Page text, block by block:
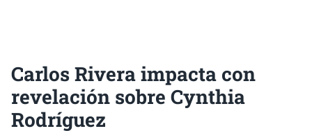
Carlos Rivera impacta con
revelación sobre Cynthia
Rodríguez